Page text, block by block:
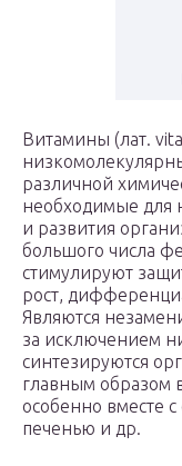
Витамины (лат.
различной
необходимые для
и развития
большого числа
стимулируют
рост,
Являются
за исключением
синтезируются
главным образом
особенно вместе
печенью и др.